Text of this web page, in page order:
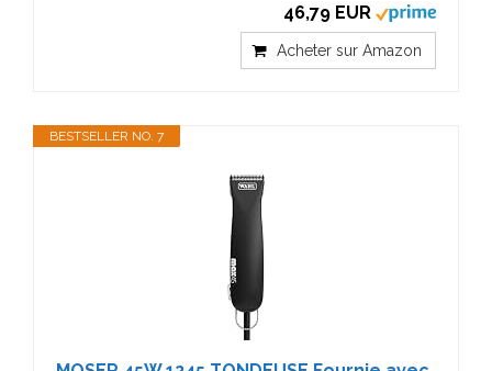
46,79 EUR
Acheter sur Amazon
BESTSELLER NO. 7